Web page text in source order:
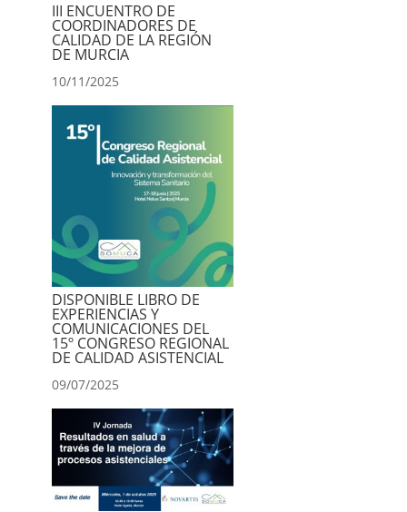
III ENCUENTRO DE
COORDINADORES DE
CALIDAD DE LA REGIÓN
DE MURCIA
10/11/2025
DISPONIBLE LIBRO DE
EXPERIENCIAS Y
COMUNICACIONES DEL
15º CONGRESO REGIONAL
DE CALIDAD ASISTENCIAL
09/07/2025